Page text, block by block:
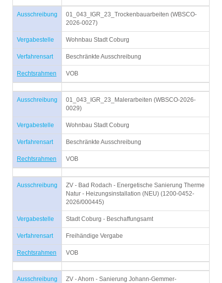
Ausschreibung
01_043_IGR_23_Trockenbauarbeiten (WBSCO-
2026-0027)
Vergabestelle Wohnbau Stadt Coburg
Verfahrensart Beschränkte Ausschreibung
Rechtsrahmen VOB
Ausschreibung
01_043_IGR_23_Malerarbeiten (WBSCO-2026-
0029)
Vergabestelle Wohnbau Stadt Coburg
Verfahrensart Beschränkte Ausschreibung
Rechtsrahmen VOB
Ausschreibung
ZV - Bad Rodach - Energetische Sanierung Therme
Natur - Heizungsinstallation (NEU) (1200-0452-
2026/000445)
Vergabestelle Stadt Coburg - Beschaffungsamt
Verfahrensart Freihändige Vergabe
Rechtsrahmen VOB
Ausschreibung
ZV - Ahorn - Sanierung Johann-Gemmer-